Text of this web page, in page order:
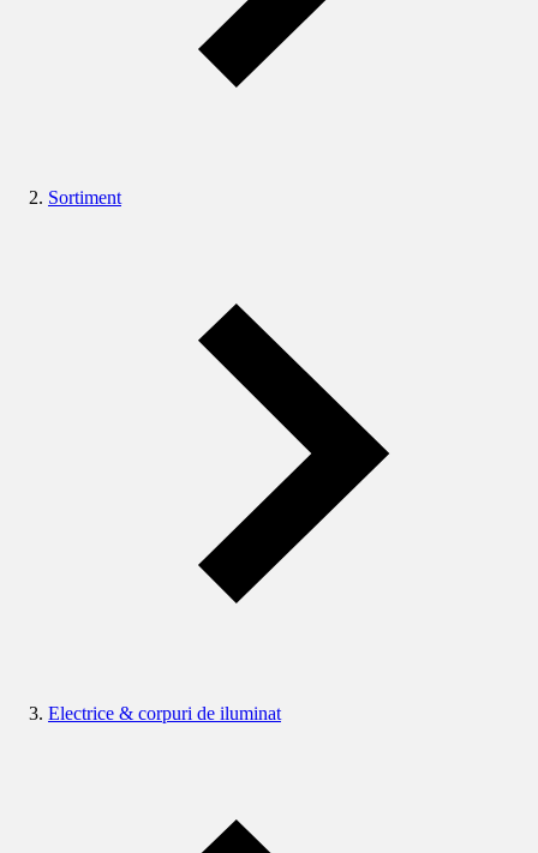
Sortiment
Electrice & corpuri de iluminat